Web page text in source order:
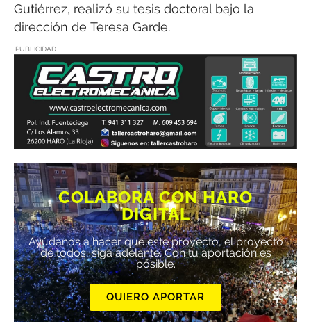
Gutiérrez, realizó su tesis doctoral bajo la
dirección de Teresa Garde.
PUBLICIDAD
COLABORA CON HARO
DIGITAL
Ayúdanos a hacer que este proyecto, el proyecto
de todos, siga adelante. Con tu aportación es
posible.
QUIERO APORTAR